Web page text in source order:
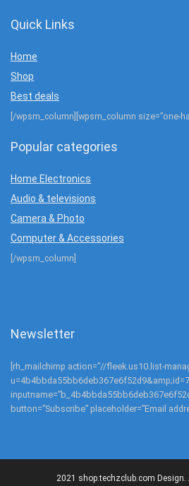
Quick Links
Home
Shop
Best deals
[/wpsm_column][wpsm_column size=”one-
Popular categories
Home Electronics
Audio & televisions
Camera & Photo
Computer & Accessories
[/wpsm_column]
Newsletter
[rh_mailchimp action=”//fleek.us10.list-
button=”Subscribe” placeholder=”Email
2021 shop.techzclub.com Design.